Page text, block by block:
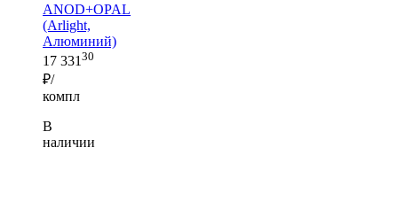
ANOD+OPAL
(Arlight,
Алюминий)
17 331 30
₽/
компл
В
наличии